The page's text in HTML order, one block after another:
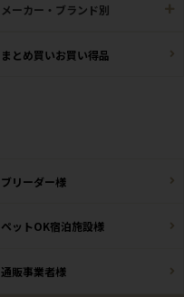
メーカー・ブランド別
まとめ買いお買い得品
ブリーダー様
ペットOK宿泊施設様
通販事業者様